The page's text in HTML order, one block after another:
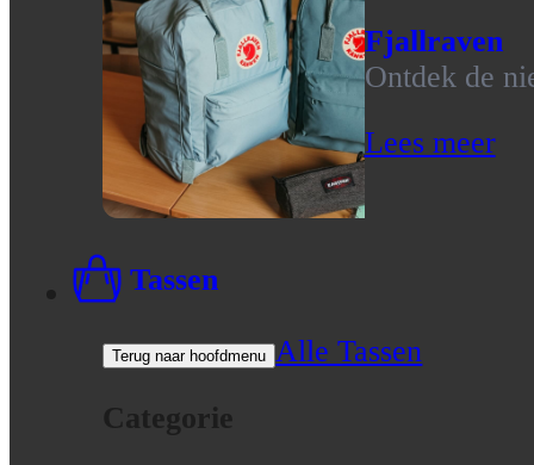
Fjallraven
Ontdek de
Lees meer
Tassen
Terug naar hoofdmenu Alle Tassen
Categorie